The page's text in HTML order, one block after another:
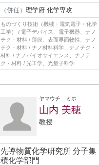
（併任） 理学府 化学専攻
ものづくり技術（機械・電気電子・化学
工学） / 電子デバイス、電子機器、ナノ
テク・材料 / 薄膜、表面界面物性、ナノ
テク・材料 / ナノ材料科学、ナノテク・
材料 / ナノバイオサイエンス、ナノテ
ク・材料 / 光工学、光量子科学
ヤマウチ ミホ
山内 美穂
教授
先導物質化学研究所 分子集
積化学部門